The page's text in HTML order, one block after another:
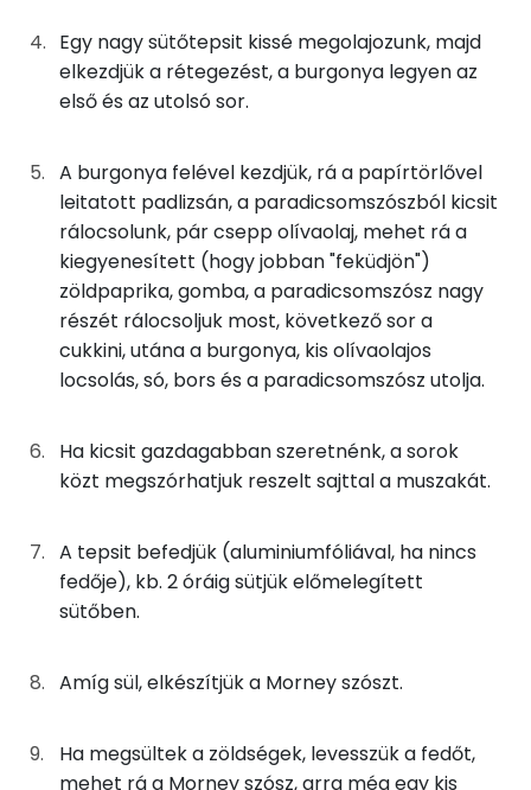
14golívaolaj
125 kcal
58g kecskesajt
0g szerecsendió
0 kcal
0gsó
0 kcal
0gbors
0 kcal
83gparadicsomszósz 20 kcal
A Morney szószhoz
133gtej
75 kcal
7gvaj
50 kcal
10g finomliszt
8gsajt 29 kcal
Szelén
TOP vitaminok
C vitamin:
Likopin
Niacin - B3 vitamin:
E vitamin:
Összesen 30 g
Zsír
Összesen
Többszörösen telítetlen zsírsav
3 g
Egy nagy sütőtepsit kissé megolajozunk, majd
elkezdjük a rétegezést, a burgonya legyen az
első és az utolsó sor.
A burgonya felével kezdjük, rá a papírtörlővel
leitatott padlizsán, a paradicsomszószból kicsit
rálocsolunk, pár csepp olívaolaj, mehet rá a
kiegyenesített (hogy jobban "feküdjön")
zöldpaprika, gomba, a paradicsomszósz nagy
részét rálocsoljuk most, következő sor a
cukkini, utána a burgonya, kis olívaolajos
locsolás, só, bors és a paradicsomszósz utolja.
Ha kicsit gazdagabban szeretnénk, a sorok
közt megszórhatjuk reszelt sajttal a muszakát.
A tepsit befedjük (aluminiumfóliával, ha nincs
fedője), kb. 2 óráig sütjük előmelegített
sütőben.
Amíg sül, elkészítjük a Morney szószt.
Ha megsültek a zöldségek, levesszük a fedőt,
mehet rá a Morney szósz, arra még egy kis